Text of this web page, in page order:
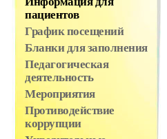
пациентов
График посещений
Бланки для заполнения
Педагогическая
деятельность
Мероприятия
Противодействие
коррупции